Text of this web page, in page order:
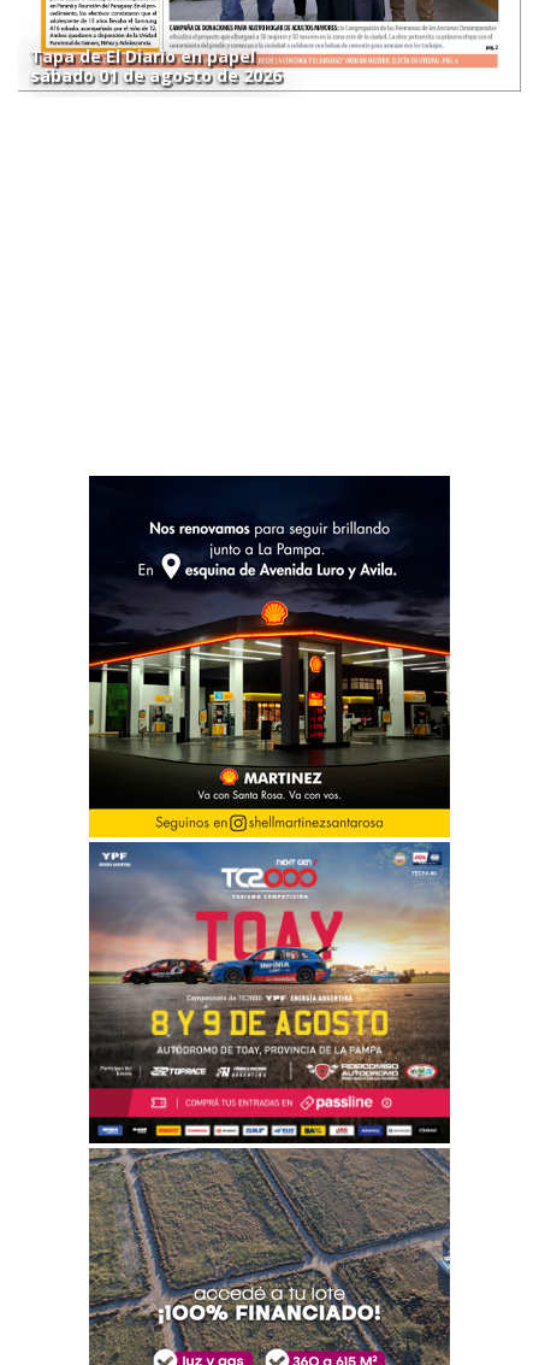
Tapa de El Diario en papel
sábado 01 de agosto de 2026